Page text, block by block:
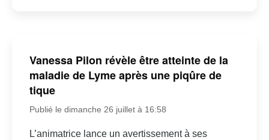
Vanessa Pilon révèle être atteinte de la
maladie de Lyme après une piqûre de
tique
Publié le dimanche 26 juillet à 16:58
L’animatrice lance un avertissement à ses